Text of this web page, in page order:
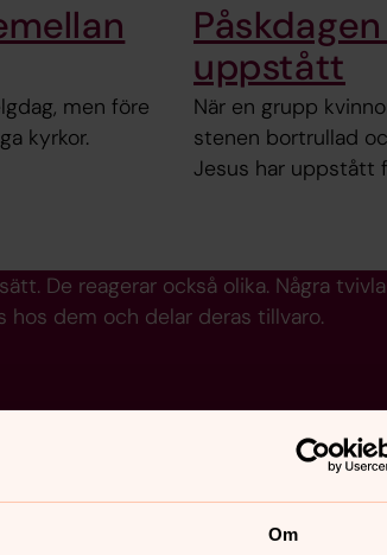
Om
men före
kyrkor.
uppstått
När en grupp
stenen bortrullad
Jesus har uppstått
De reagerar också olika. Några
hos dem och delar deras tillvaro.